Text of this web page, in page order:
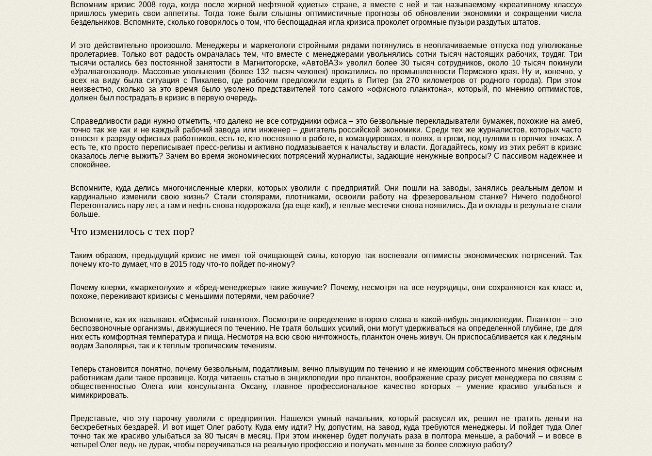
Вспомним кризис 2008 года, когда после жирной нефтяной «диеты» стране, а вместе с ней и так называемому «креативному классу»
пришлось умерить свои аппетиты. Тогда тоже были слышны оптимистичные прогнозы об обновлении экономики и сокращении числа
бездельников. Вспомните, сколько говорилось о том, что беспощадная игла кризиса проколет огромные пузыри раздутых штатов.
И это действительно произошло. Менеджеры и маркетологи стройными рядами потянулись в неоплачиваемые отпуска под улюлюканье
пролетариев. Только вот радость омрачалась тем, что вместе с менеджерами увольнялись сотни тысяч настоящих рабочих, трудяг. Три
тысячи остались без постоянной занятости в Магнитогорске, «АвтоВАЗ» уволил более 30 тысяч сотрудников, около 10 тысяч покинули
«Уралвагонзавод». Массовые увольнения (более 132 тысяч человек) прокатились по промышленности Пермского края. Ну и, конечно, у
всех на виду была ситуация с Пикалево, где рабочим предложили ездить в Питер (за 270 километров от родного города). При этом
неизвестно, сколько за это время было уволено представителей того самого «офисного планктона», который, по мнению оптимистов,
должен был пострадать в кризис в первую очередь.
Справедливости ради нужно отметить, что далеко не все сотрудники офиса – это безвольные перекладыватели бумажек, похожие на амеб,
точно так же как и не каждый рабочий завода или инженер – двигатель российской экономики. Среди тех же журналистов, которых часто
относят к разряду офисных работников, есть те, кто постоянно в работе, в командировках, в полях, в грязи, под пулями в горячих точках. А
есть те, кто просто переписывает пресс-релизы и активно подмазывается к начальству и власти. Догадайтесь, кому из этих ребят в кризис
оказалось легче выжить? Зачем во время экономических потрясений журналисты, задающие ненужные вопросы? С пассивом надежнее и
спокойнее.
Вспомните, куда делись многочисленные клерки, которых уволили с предприятий. Они пошли на заводы, занялись реальным делом и
кардинально изменили свою жизнь? Стали столярами, плотниками, освоили работу на фрезеровальном станке? Ничего подобного!
Перетоптались пару лет, а там и нефть снова подорожала (да еще как!), и теплые местечки снова появились. Да и оклады в результате стали
больше.
Что изменилось с тех пор?
Таким образом, предыдущий кризис не имел той очищающей силы, которую так воспевали оптимисты экономических потрясений. Так
почему кто-то думает, что в 2015 году что-то пойдет по-иному?
Почему клерки, «маркетолухи» и «бред-менеджеры» такие живучие? Почему, несмотря на все неурядицы, они сохраняются как класс и,
похоже, переживают кризисы с меньшими потерями, чем рабочие?
Вспомните, как их называют. «Офисный планктон». Посмотрите определение второго слова в какой-нибудь энциклопедии. Планктон – это
беспозвоночные организмы, движущиеся по течению. Не тратя больших усилий, они могут удерживаться на определенной глубине, где для
них есть комфортная температура и пища. Несмотря на всю свою ничтожность, планктон очень живуч. Он приспосабливается как к ледяным
водам Заполярья, так и к теплым тропическим течениям.
Теперь становится понятно, почему безвольным, податливым, вечно плывущим по течению и не имеющим собственного мнения офисным
работникам дали такое прозвище. Когда читаешь статью в энциклопедии про планктон, воображение сразу рисует менеджера по связям с
общественностью Олега или консультанта Оксану, главное профессиональное качество которых – умение красиво улыбаться и
мимикрировать.
Представьте, что эту парочку уволили с предприятия. Нашелся умный начальник, который раскусил их, решил не тратить деньги на
бесхребетных бездарей. И вот ищет Олег работу. Куда ему идти? Ну, допустим, на завод, куда требуются менеджеры. И пойдет туда Олег
точно так же красиво улыбаться за 80 тысяч в месяц. При этом инженер будет получать раза в полтора меньше, а рабочий – и вовсе в
четыре! Олег ведь не дурак, чтобы переучиваться на реальную профессию и получать меньше за более сложную работу?